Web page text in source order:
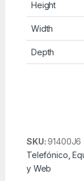
Height
Width
Depth
SKU:91400J6
Telefónico ,
y Web